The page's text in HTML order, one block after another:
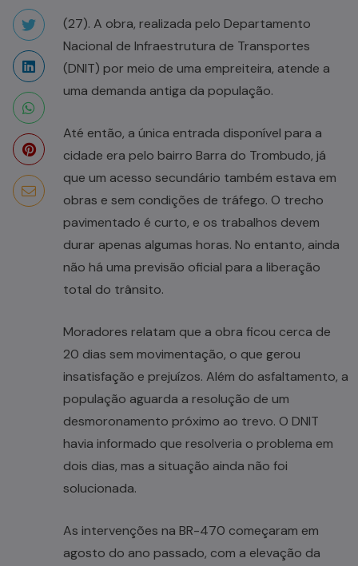
(27). A obra, realizada pelo Departamento
Nacional de Infraestrutura de Transportes
(DNIT) por meio de uma empreiteira, atende a
uma demanda antiga da população.
Até então, a única entrada disponível para a
cidade era pelo bairro Barra do Trombudo, já
que um acesso secundário também estava em
obras e sem condições de tráfego. O trecho
pavimentado é curto, e os trabalhos devem
durar apenas algumas horas. No entanto, ainda
não há uma previsão oficial para a liberação
total do trânsito.
Moradores relatam que a obra ficou cerca de
20 dias sem movimentação, o que gerou
insatisfação e prejuízos. Além do asfaltamento, a
população aguarda a resolução de um
desmoronamento próximo ao trevo. O DNIT
havia informado que resolveria o problema em
dois dias, mas a situação ainda não foi
solucionada.
As intervenções na BR-470 começaram em
agosto do ano passado, com a elevação da